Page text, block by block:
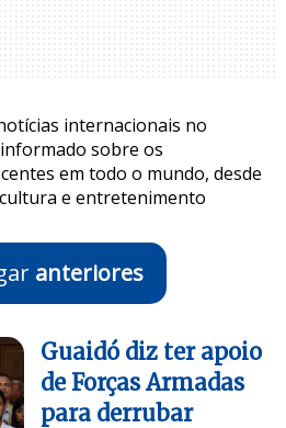
internacionais no
sobre os
em todo o mundo, desde
e entretenimento
anteriores
Guaidó diz ter apoio
de Forças Armadas
para derrubar